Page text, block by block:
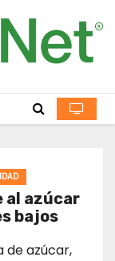
al azúcar
bajos
de azúcar,